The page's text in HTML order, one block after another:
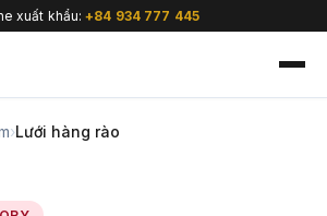
xuất khẩu:+84 934 777 445
›Lưới hàng rào